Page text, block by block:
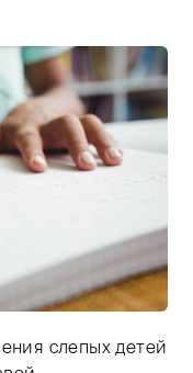
лежат на
слепых детей